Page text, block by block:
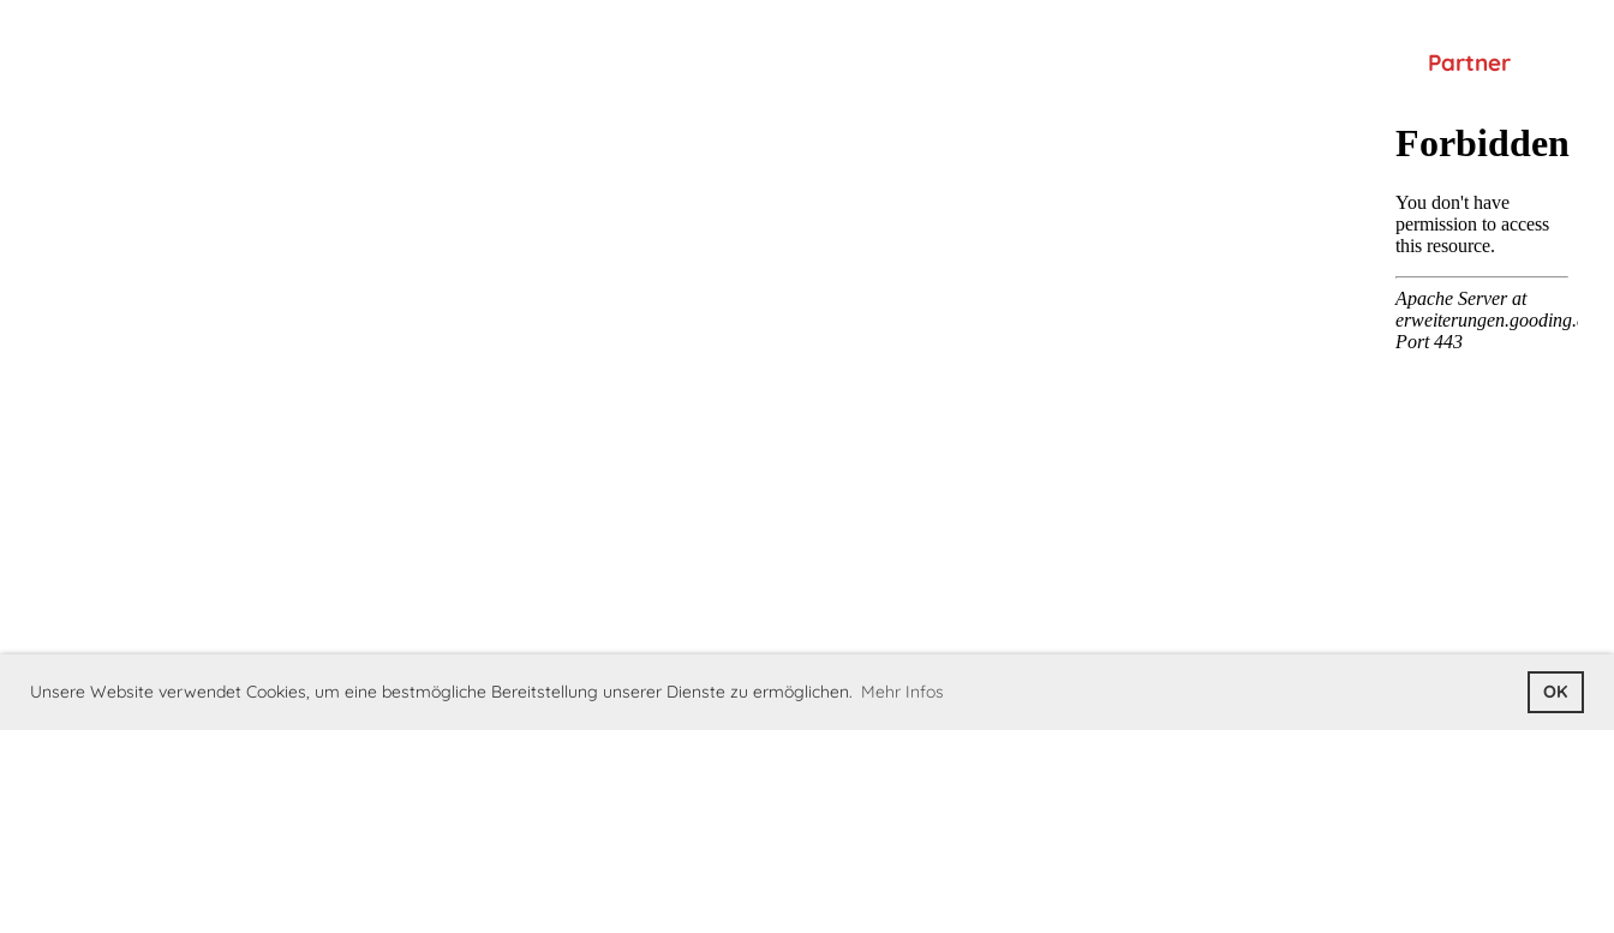
Unsere Website verwendet Cookies, um eine bestmögliche Bereitstellung unserer Dienste zu ermöglichen. Mehr Infos OK
Partner